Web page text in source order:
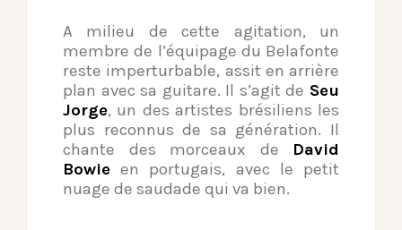
A milieu de cette agitation, un
membre de l’équipage du Belafonte
reste imperturbable, assit en arrière
plan avec sa guitare. Il s’agit de Seu
Jorge, un des artistes brésiliens les
plus reconnus de sa génération. Il
chante des morceaux de David
Bowie en portugais, avec le petit
nuage de saudade qui va bien.